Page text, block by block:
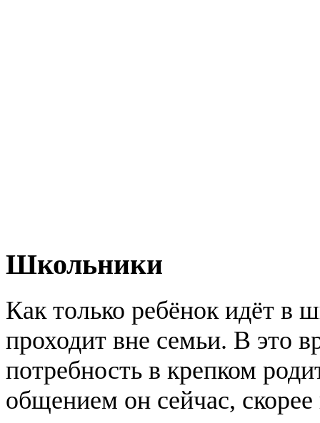
Школьники
Как только ребёнок идёт в
проходит вне семьи. В это
потребность в крепком
общением он сейчас, скорее